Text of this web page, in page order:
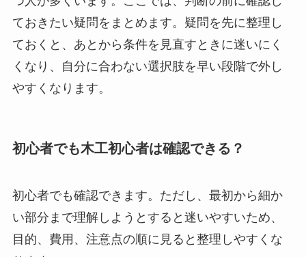
ておきたい疑問をまとめます。疑問を先に整理し
ておくと、あとから条件を見直すときに迷いにく
くなり、自分に合わない選択肢を早い段階で外し
やすくなります。
初心者でも木工初心者は確認できる？
初心者でも確認できます。ただし、最初から細か
い部分まで理解しようとすると迷いやすいため、
目的、費用、注意点の順に見ると整理しやすくな